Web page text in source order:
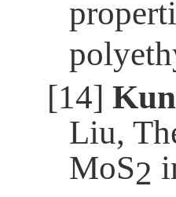
[14]
Liu,
MoS2